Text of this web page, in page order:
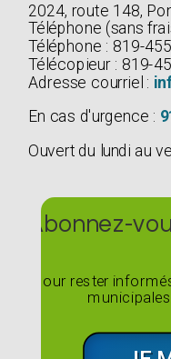
2024, route 148,
Téléphone (sans
Téléphone : 819-
Télécopieur : 819-
Adresse courriel :
En cas d'urgence :
Ouvert du lundi au
Abonnez-
Pour rester